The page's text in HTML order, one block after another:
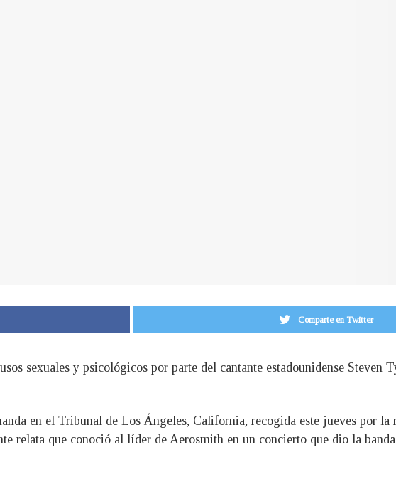
Comparte en Twitter
sexuales y psicológicos por parte del cantante estadounidense Steven
en el Tribunal de Los Ángeles, California, recogida este jueves por
relata que conoció al líder de Aerosmith en un concierto que dio la